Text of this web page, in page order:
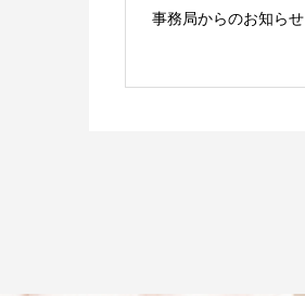
事務局からのお知らせ